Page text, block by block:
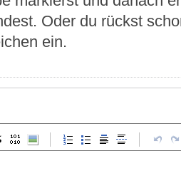
Oder du rückst
ein.